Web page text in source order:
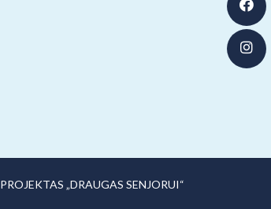
PROJEKTAS „DRAUGAS SENJORUI“